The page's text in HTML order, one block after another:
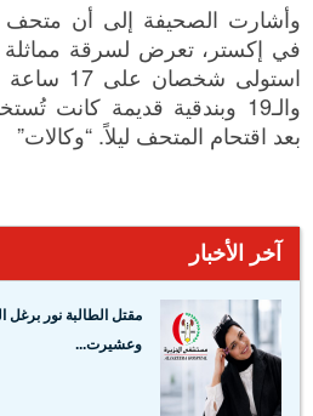
وأشارت الصحيفة إلى أن متحف
في إكستر، تعرض لسرقة
والـ19 وبندقية قديمة كانت
بعد اقتحام المتحف ليلاً. “وكالات”
آخر الأخبار
مقتل الطالبة نور
وعشيرت...